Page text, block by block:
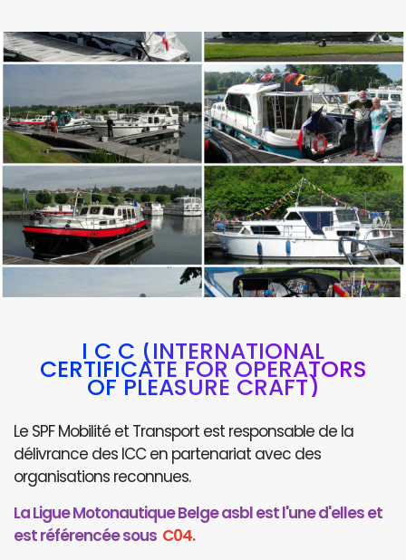
I C C (INTERNATIONAL
CERTIFICATE FOR OPERATORS
OF PLEASURE CRAFT)
Le SPF Mobilité et Transport est responsable de la
délivrance des ICC en partenariat avec des
organisations reconnues.
La Ligue Motonautique Belge asbl est l'une d'elles et
est référencée sous C04.